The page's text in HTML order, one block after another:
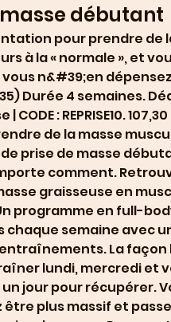
débutant
pour prendre de
à la « normale », et
n&#39;en dépensez.
Durée 4 semaines.
| CODE : REPRISE10.
de la masse
prise de masse
comment.
graisseuse en
programme en full-
chaque semaine avec
La façon
lundi, mercredi et
jour pour récupérer.
être plus massif et